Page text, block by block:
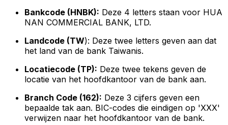
Bankcode (HNBK): Deze 4 letters staan voor HUA
NAN COMMERCIAL BANK, LTD.
Landcode (TW): Deze twee letters geven aan dat
het land van de bank Taiwanis.
Locatiecode (TP): Deze twee tekens geven de
locatie van het hoofdkantoor van de bank aan.
Branch Code (162): Deze 3 cijfers geven een
bepaalde tak aan. BIC-codes die eindigen op 'XXX'
verwijzen naar het hoofdkantoor van de bank.